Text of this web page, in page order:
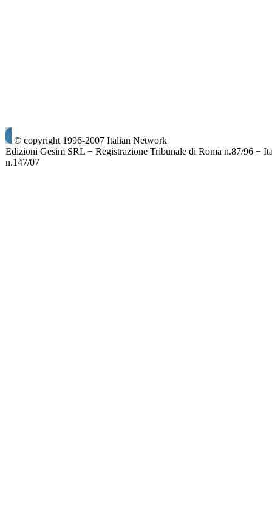
© copyright 1996-2007 Italian Network
Edizioni Gesim SRL − Registrazione Tribunale di Roma n.87/96 −
n.147/07